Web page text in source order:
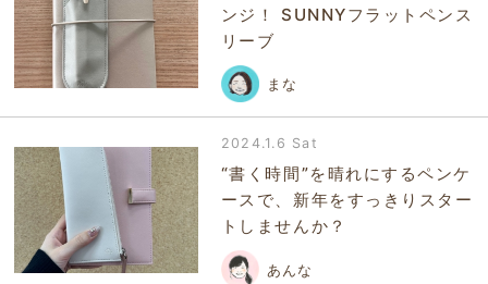
ンジ！ SUNNYフラットペンス
リーブ
まな
2024.1.6 Sat
“書く時間”を晴れにするペンケ
ースで、新年をすっきりスター
トしませんか？
あんな